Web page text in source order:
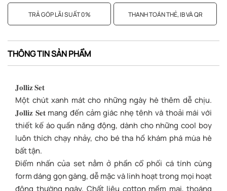
TRẢ GÓP LÃI SUẤT 0% THANH TOÁN THẺ, IB VÀ QR
THÔNG TIN SẢN PHẨM
𝐉𝐨𝐥𝐥𝐢𝐳 𝐒𝐞𝐭
Một chút xanh mát cho những ngày hè thêm dễ chịu.
𝐉𝐨𝐥𝐥𝐢𝐳 𝐒𝐞𝐭 mang đến cảm giác nhẹ tênh và thoải mái với
thiết kế áo quần năng động, dành cho những cool boy
luôn thích chạy nhảy, cho bé tha hồ khám phá mùa hè
bất tận.
Điểm nhấn của set nằm ở phần cổ phối cá tính cùng
form dáng gọn gàng, dễ mặc và linh hoạt trong mọi hoạt
động thường ngày. Chất liệu cotton mềm mại, thoáng